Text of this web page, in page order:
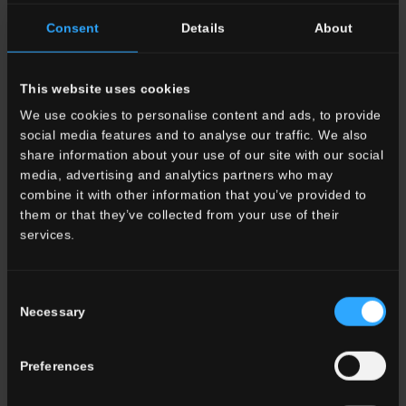
Consent Details About
This website uses cookies
We use cookies to personalise content and ads, to provide
social media features and to analyse our traffic. We also
share information about your use of our site with our social
media, advertising and analytics partners who may
combine it with other information that you’ve provided to
them or that they’ve collected from your use of their
services.
Selection
Necessary
Preferences
EN 16165
ANSI A326.3:2022
(DCOF):≥0,42
BCRA: >0,40
Verfügbare Größen